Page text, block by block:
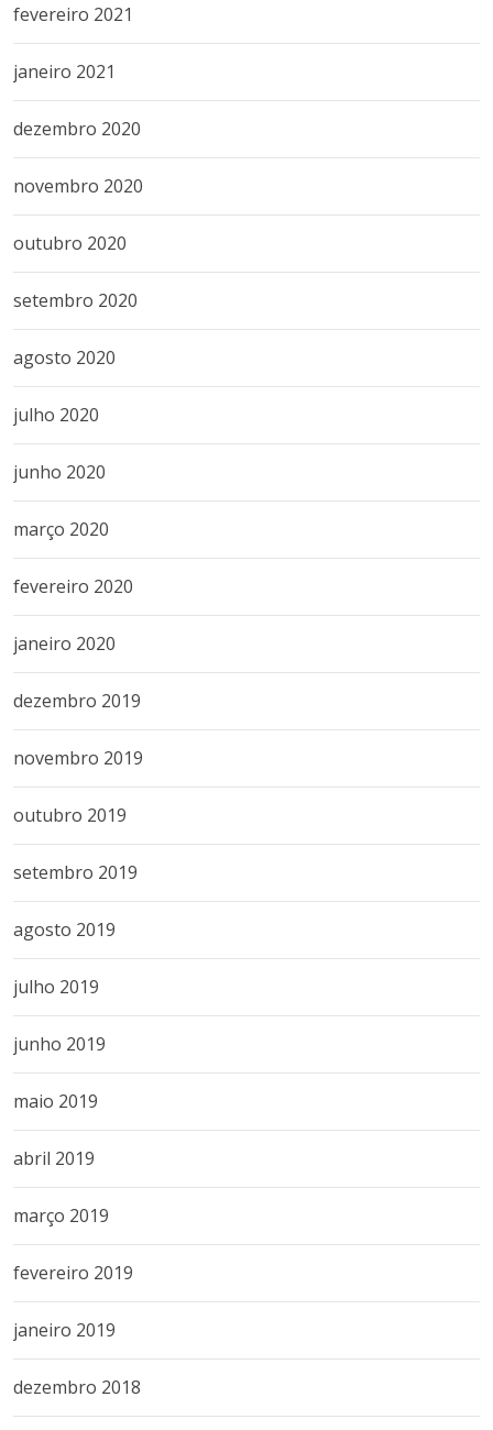
fevereiro 2021
janeiro 2021
dezembro 2020
novembro 2020
outubro 2020
setembro 2020
agosto 2020
julho 2020
junho 2020
março 2020
fevereiro 2020
janeiro 2020
dezembro 2019
novembro 2019
outubro 2019
setembro 2019
agosto 2019
julho 2019
junho 2019
maio 2019
abril 2019
março 2019
fevereiro 2019
janeiro 2019
dezembro 2018